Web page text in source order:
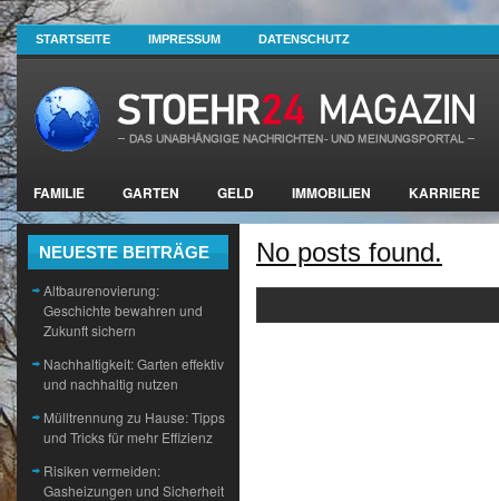
STARTSEITE IMPRESSUM DATENSCHUTZ
FAMILIE GARTEN GELD IMMOBILIEN KARRIERE
NEUESTE BEITRÄGE
Altbaurenovierung:
Geschichte bewahren und
Zukunft sichern
Nachhaltigkeit: Garten effektiv
und nachhaltig nutzen
Mülltrennung zu Hause: Tipps
und Tricks für mehr Effizienz
Risiken vermeiden:
Gasheizungen und Sicherheit
No posts found.